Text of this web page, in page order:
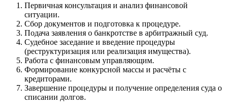
Первичная консультация и анализ финансовой
ситуации.
Сбор документов и подготовка к процедуре.
Подача заявления о банкротстве в арбитражный суд.
Судебное заседание и введение процедуры
(реструктуризация или реализация имущества).
Работа с финансовым управляющим.
Формирование конкурсной массы и расчёты с
кредиторами.
Завершение процедуры и получение определения суда о
списании долгов.